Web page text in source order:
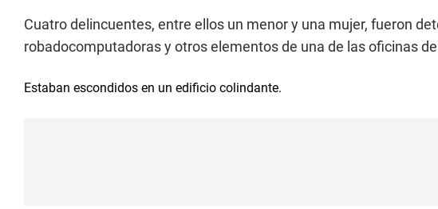
Cuatro delincuentes, entre ellos un menor y una mujer, fueron
robadocomputadoras y otros elementos de una de las oficinas
Estaban escondidos en un edificio colindante.